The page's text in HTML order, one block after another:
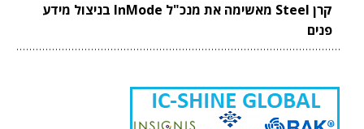
קרן Steel מאשימה את מנכ"ל InMode בניצול מידע
פנים